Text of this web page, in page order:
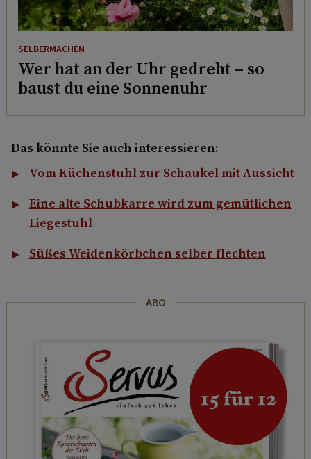
SELBERMACHEN
Wer hat an der Uhr gedreht – so
baust du eine Sonnenuhr
Das könnte Sie auch interessieren:
Vom Küchenstuhl zur Schaukel mit Aussicht
Eine alte Schubkarre wird zum gemütlichen
Liegestuhl
Süßes Weidenkörbchen selber flechten
ABO